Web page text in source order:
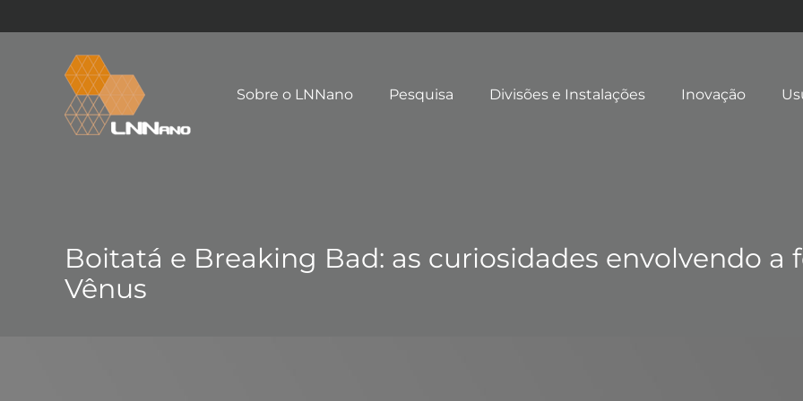
Sobre o LNNano Pesquisa Divisões e Instalações Inovação
Boitatá e Breaking Bad: as curiosidades envolvendo a
Vênus